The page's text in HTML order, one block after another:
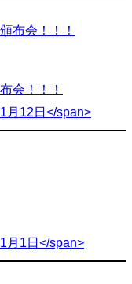
会！！！
月12日</span>
月1日</span>